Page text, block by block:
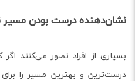
نشان‌دهنده درست بودن
بسیاری از افراد تصور می‌کنند
درست‌ترین و بهترین مسیر را